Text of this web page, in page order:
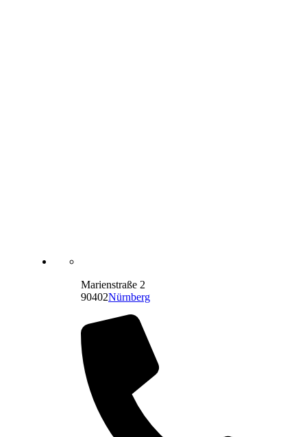
Marienstraße 2
90402Nürnberg